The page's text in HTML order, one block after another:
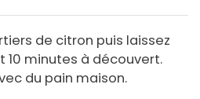
de citron puis laissez
10 minutes à découvert.
du pain maison.